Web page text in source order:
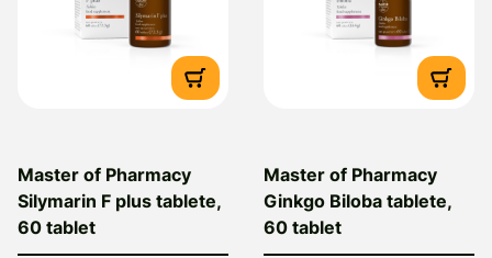
Master of Pharmacy
Silymarin F plus tablete,
60 tablet
Master of Pharmacy
Ginkgo Biloba tablete,
60 tablet